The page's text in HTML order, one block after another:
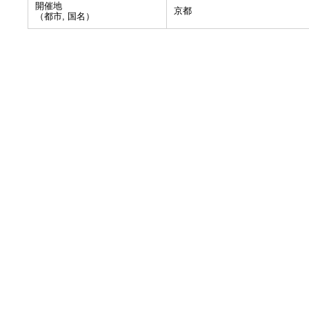
開催地
（都市, 国名）
京都